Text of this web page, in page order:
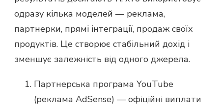
одразу кілька моделей — реклама,
партнерки, прямі інтеграції, продаж своїх
продуктів. Це створює стабільний дохід і
зменшує залежність від одного джерела.
Партнерська програма YouTube
(реклама AdSense) — офіційні виплати